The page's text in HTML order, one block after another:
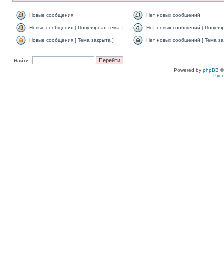
Новые сообщения Нет новых сообщений
Новые сообщения [ Популярная тема ] Нет новых сообщений [
Новые сообщения [ Тема закрыта ] Нет новых сообщений [ Тема
Найти:
Powered by phpBB